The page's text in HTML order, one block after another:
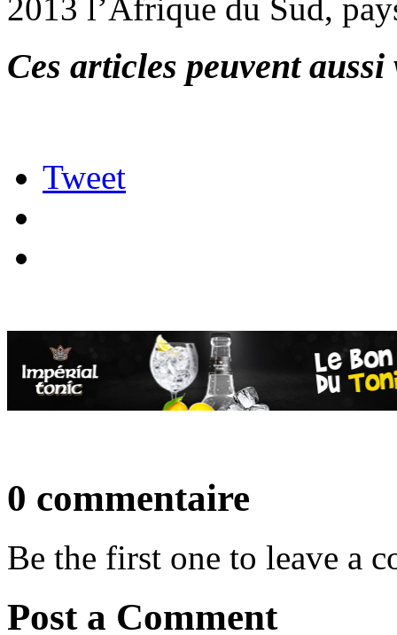
2013 l’Afrique du Sud,
Ces articles peuvent
Tweet
0 commentaire
Be the first one to leave a
Post a Comment